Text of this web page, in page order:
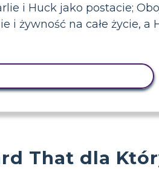
i Huck jako postacie;
i żywność na całe życie,
That dla